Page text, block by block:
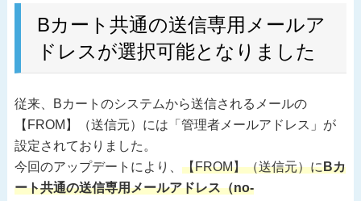
Bカート共通の送信専用メールア
ドレスが選択可能となりました
従来、Bカートのシステムから送信されるメールの
【FROM】（送信元）には「管理者メールアドレス」が
設定されておりました。
今回のアップデートにより、 【FROM】（送信元）にBカ
ート共通の送信専用メールアドレス（no-